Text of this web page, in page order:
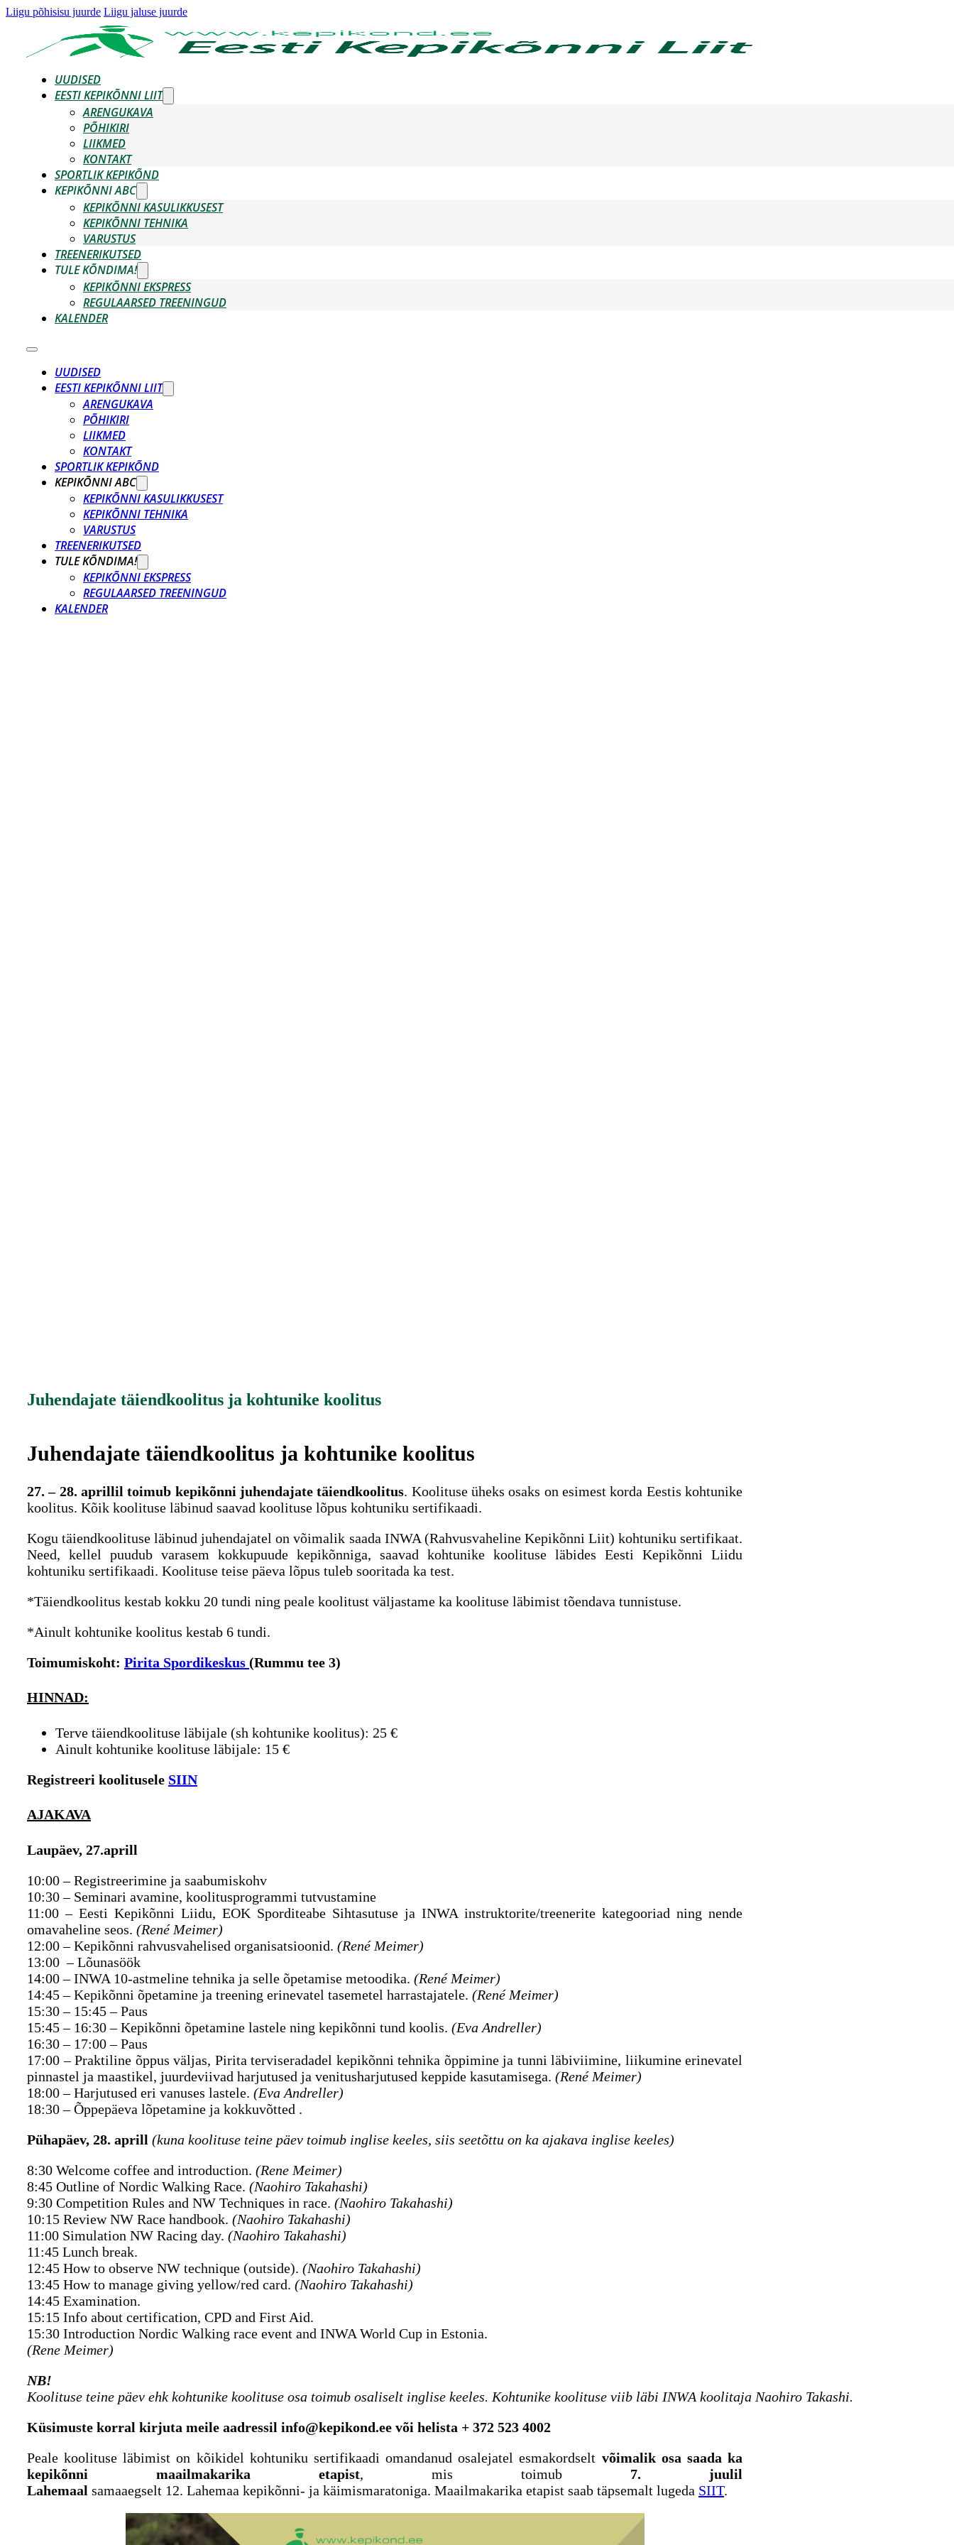
Liigu põhisisu juurde Liigu jaluse juurde
UUDISED
EESTI KEPIKÕNNI LIIT
ARENGUKAVA
PÕHIKIRI
LIIKMED
KONTAKT
SPORTLIK KEPIKÕND
KEPIKÕNNI ABC
KEPIKÕNNI KASULIKKUSEST
KEPIKÕNNI TEHNIKA
VARUSTUS
TREENERIKUTSED
TULE KÕNDIMA!
KEPIKÕNNI EKSPRESS
REGULAARSED TREENINGUD
KALENDER
UUDISED
EESTI KEPIKÕNNI LIIT
ARENGUKAVA
PÕHIKIRI
LIIKMED
KONTAKT
SPORTLIK KEPIKÕND
KEPIKÕNNI ABC
KEPIKÕNNI KASULIKKUSEST
KEPIKÕNNI TEHNIKA
VARUSTUS
TREENERIKUTSED
TULE KÕNDIMA!
KEPIKÕNNI EKSPRESS
REGULAARSED TREENINGUD
KALENDER
Juhendajate täiendkoolitus ja kohtunike koolitus
Juhendajate täiendkoolitus ja kohtunike koolitus
27. – 28. aprillil toimub kepikõnni juhendajate täiendkoolitus. Koolituse üheks osaks on esimest korda Eestis kohtunike
koolitus. Kõik koolituse läbinud saavad koolituse lõpus kohtuniku sertifikaadi.
Kogu täiendkoolituse läbinud juhendajatel on võimalik saada INWA (Rahvusvaheline Kepikõnni Liit) kohtuniku sertifikaat.
Need, kellel puudub varasem kokkupuude kepikõnniga, saavad kohtunike koolituse läbides Eesti Kepikõnni Liidu
kohtuniku sertifikaadi. Koolituse teise päeva lõpus tuleb sooritada ka test.
*Täiendkoolitus kestab kokku 20 tundi ning peale koolitust väljastame ka koolituse läbimist tõendava tunnistuse.
*Ainult kohtunike koolitus kestab 6 tundi.
Toimumiskoht: Pirita Spordikeskus (Rummu tee 3)
HINNAD:
Terve täiendkoolituse läbijale (sh kohtunike koolitus): 25 €
Ainult kohtunike koolituse läbijale: 15 €
Registreeri koolitusele SIIN
AJAKAVA
Laupäev, 27.aprill
10:00 – Registreerimine ja saabumiskohv
10:30 – Seminari avamine, koolitusprogrammi tutvustamine
11:00 – Eesti Kepikõnni Liidu, EOK Sporditeabe Sihtasutuse ja INWA instruktorite/treenerite kategooriad ning nende
omavaheline seos. (René Meimer)
12:00 – Kepikõnni rahvusvahelised organisatsioonid. (René Meimer)
13:00 – Lõunasöök
14:00 – INWA 10-astmeline tehnika ja selle õpetamise metoodika. (René Meimer)
14:45 – Kepikõnni õpetamine ja treening erinevatel tasemetel harrastajatele. (René Meimer)
15:30 – 15:45 – Paus
15:45 – 16:30 – Kepikõnni õpetamine lastele ning kepikõnni tund koolis. (Eva Andreller)
16:30 – 17:00 – Paus
17:00 – Praktiline õppus väljas, Pirita terviseradadel kepikõnni tehnika õppimine ja tunni läbiviimine, liikumine erinevatel
pinnastel ja maastikel, juurdeviivad harjutused ja venitusharjutused keppide kasutamisega. (René Meimer)
18:00 – Harjutused eri vanuses lastele. (Eva Andreller)
18:30 – Õppepäeva lõpetamine ja kokkuvõtted .
Pühapäev, 28. aprill (kuna koolituse teine päev toimub inglise keeles, siis seetõttu on ka ajakava inglise keeles)
8:30 Welcome coffee and introduction. (Rene Meimer)
8:45 Outline of Nordic Walking Race. (Naohiro Takahashi)
9:30 Competition Rules and NW Techniques in race. (Naohiro Takahashi)
10:15 Review NW Race handbook. (Naohiro Takahashi)
11:00 Simulation NW Racing day. (Naohiro Takahashi)
11:45 Lunch break.
12:45 How to observe NW technique (outside). (Naohiro Takahashi)
13:45 How to manage giving yellow/red card. (Naohiro Takahashi)
14:45 Examination.
15:15 Info about certification, CPD and First Aid.
15:30 Introduction Nordic Walking race event and INWA World Cup in Estonia.
(Rene Meimer)
NB!
Koolituse teine päev ehk kohtunike koolituse osa toimub osaliselt inglise keeles. Kohtunike koolituse viib läbi INWA koolitaja Naohiro Takashi.
Küsimuste korral kirjuta meile aadressil info@kepikond.ee või helista + 372 523 4002
Peale koolituse läbimist on kõikidel kohtuniku sertifikaadi omandanud osalejatel esmakordselt võimalik osa saada ka
kepikõnni maailmakarika etapist, mis toimub 7. juulil
Lahemaal samaaegselt 12. Lahemaa kepikõnni- ja käimismaratoniga. Maailmakarika etapist saab täpsemalt lugeda SIIT.